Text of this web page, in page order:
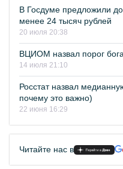
В Госдуме предложили
менее 24 тысяч рублей
20 июля 20:38
ВЦИОМ назвал порог
14 июля 21:10
Росстат назвал
почему это важно)
22 июня 16:29
Читайте нас в